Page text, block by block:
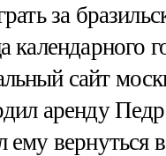
за
календарного
сайт
аренду
ему вернуться в